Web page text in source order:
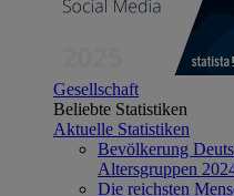
Gesellschaft
Beliebte Statistiken
Aktuelle Statistiken
Bevölkerung
Altersgruppen
Die reichsten